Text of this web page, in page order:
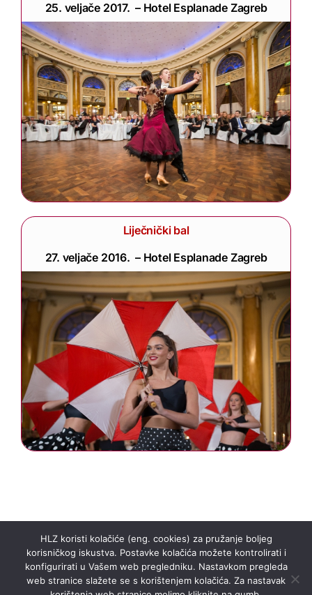
25. veljače 2017. – Hotel Esplanade Zagreb
Liječnički bal
27. veljače 2016. – Hotel Esplanade Zagreb
HLZ koristi kolačiće (eng. cookies) za pružanje boljeg
korisničkog iskustva. Postavke kolačića možete kontrolirati i
konfigurirati u Vašem web pregledniku. Nastavkom pregleda
web stranice slažete se s korištenjem kolačića. Za nastavak